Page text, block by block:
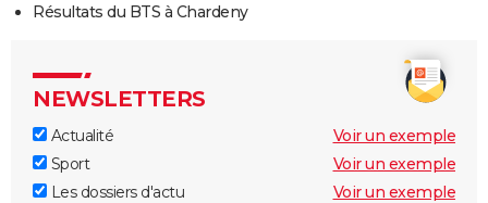
Résultats du BTS à Chardeny
NEWSLETTERS
Actualité
Voir un exemple
Sport
Voir un exemple
Les dossiers d'actu
Voir un exemple